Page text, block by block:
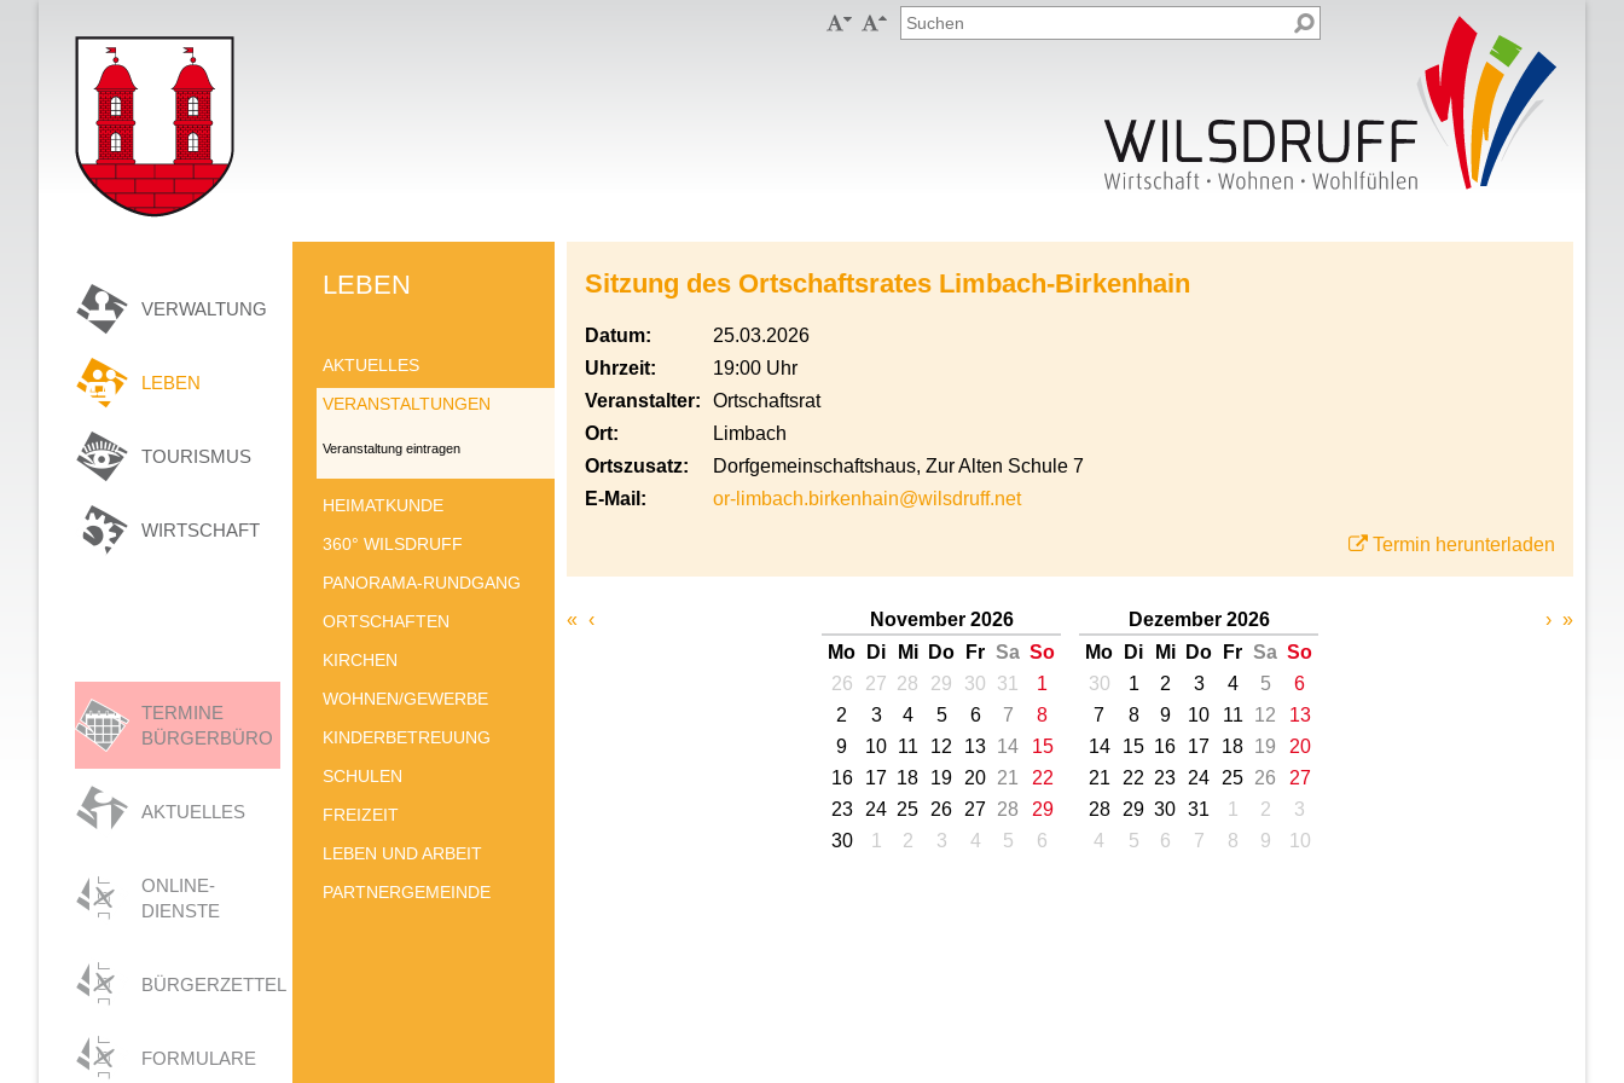
 
VERWALTUNG
LEBEN
TOURISMUS
WIRTSCHAFT
TERMINE
BÜRGERBÜRO
AKTUELLES
ONLINE-
DIENSTE
BÜRGERZETTEL
FORMULARE
LEBEN
AKTUELLES
VERANSTALTUNGEN
Veranstaltung eintragen
HEIMATKUNDE
360° WILSDRUFF
PANORAMA-RUNDGANG
ORTSCHAFTEN
KIRCHEN
WOHNEN/GEWERBE
KINDERBETREUUNG
SCHULEN
FREIZEIT
LEBEN UND ARBEIT
PARTNERGEMEINDE
Sitzung des Ortschaftsrates Limbach-Birkenhain
Datum:
25.03.2026
Uhrzeit:
19:00 Uhr
Veranstalter:
Ortschaftsrat
Ort:
Limbach
Ortszusatz:
Dorfgemeinschaftshaus, Zur Alten Schule 7
E-Mail:
or-limbach.birkenhain@wilsdruff.net
Termin herunterladen
« ‹
November 2026
Mo
Di Mi Do Fr Sa So
26
27 28 29 30 31
1
2
3 4 5 6 7
8
9
10 11 12 13 14
15
16
17 18 19 20 21
22
23
24 25 26 27 28
29
30
1 2 3 4 5 6
Dezember 2026
Mo
Di Mi Do Fr Sa So
30
1 2 3 4 5
6
7
8 9 10 11 12
13
14
15 16 17 18 19
20
21
22 23 24 25 26
27
28
29 30 31 1 2
3
4
5 6 7 8 9 10
› »